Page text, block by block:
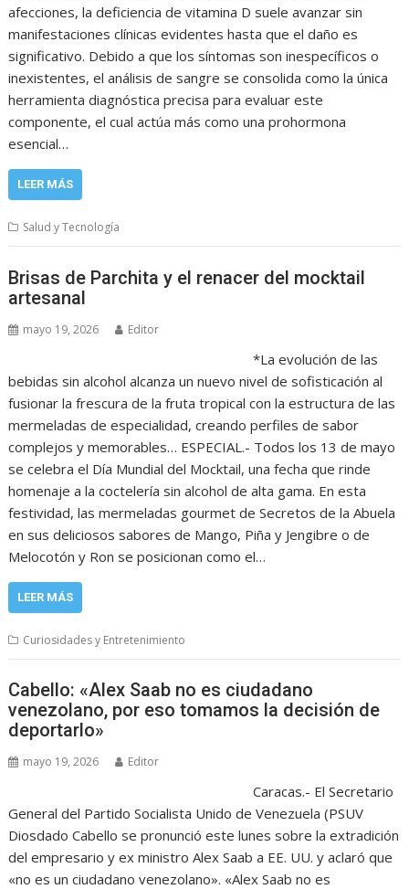
afecciones, la deficiencia de vitamina D suele avanzar sin
manifestaciones clínicas evidentes hasta que el daño es
significativo. Debido a que los síntomas son inespecíficos o
inexistentes, el análisis de sangre se consolida como la única
herramienta diagnóstica precisa para evaluar este
componente, el cual actúa más como una prohormona
esencial…
LEER MÁS
Salud y Tecnología
Brisas de Parchita y el renacer del mocktail
artesanal
mayo 19, 2026 Editor
*La evolución de las
bebidas sin alcohol alcanza un nuevo nivel de sofisticación al
fusionar la frescura de la fruta tropical con la estructura de las
mermeladas de especialidad, creando perfiles de sabor
complejos y memorables… ESPECIAL.- Todos los 13 de mayo
se celebra el Día Mundial del Mocktail, una fecha que rinde
homenaje a la coctelería sin alcohol de alta gama. En esta
festividad, las mermeladas gourmet de Secretos de la Abuela
en sus deliciosos sabores de Mango, Piña y Jengibre o de
Melocotón y Ron se posicionan como el…
LEER MÁS
Curiosidades y Entretenimiento
Cabello: «Alex Saab no es ciudadano
venezolano, por eso tomamos la decisión de
deportarlo»
mayo 19, 2026 Editor
Caracas.- El Secretario
General del Partido Socialista Unido de Venezuela (PSUV
Diosdado Cabello se pronunció este lunes sobre la extradición
del empresario y ex ministro Alex Saab a EE. UU. y aclaró que
«no es un ciudadano venezolano». «Alex Saab no es